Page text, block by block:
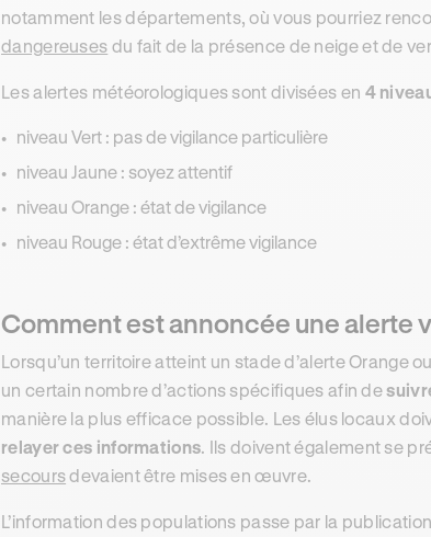
notamment les départements, où vous pourriez
dangereuses du fait de la présence de neige et de
Les alertes météorologiques sont divisées en 4
niveau Vert : pas de vigilance particulière
niveau Jaune : soyez attentif
niveau Orange : état de vigilance
niveau Rouge : état d’extrême vigilance
Comment est annoncée une alerte
Lorsqu’un territoire atteint un stade d’alerte Orange
un certain nombre d’actions spécifiques afin de
manière la plus efficace possible. Les élus locaux
relayer ces informations. Ils doivent également se
secoursdevaient être mises en œuvre.
L’information des populations passe par la